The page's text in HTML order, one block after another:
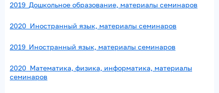
2019_Дошкольное образование, материалы семинаров
2020_Иностранный язык, материалы семинаров
2019_Иностранный язык, материалы семинаров
2020_Математика, физика, информатика, материалы
семинаров